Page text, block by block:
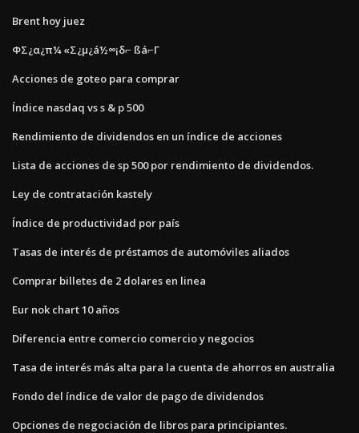
Brent hoy juez
ΦΣ¿α¿π¼ «Σ¿µ¿á½∞¡δ⌐ ßá⌐Γ
Acciones de goteo para comprar
Índice nasdaq vs s & p 500
Rendimiento de dividendos en un índice de acciones
Lista de acciones de sp 500 por rendimiento de dividendos.
Ley de contratación kastely
Índice de productividad por país
Tasas de interés de préstamos de automóviles aliados
Comprar billetes de 2 dolares en linea
Eur nok chart 10 años
Diferencia entre comercio comercio y negocios
Tasa de interés más alta para la cuenta de ahorros en australia
Fondo del índice de valor de pago de dividendos
Opciones de negociación de libros para principiantes.